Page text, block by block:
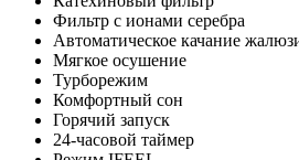
Фильтр с ионами серебра
Автоматическое качание
Мягкое осушение
Турборежим
Комфортный сон
Горячий запуск
24-часовой таймер